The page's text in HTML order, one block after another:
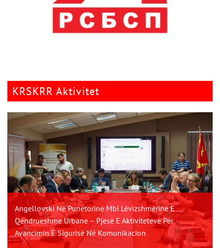
KRSKRR Aktivitet
Angellovski Në Punëtorinë Mbi Lëvizshmërinë E
Qëndrueshme Urbane – Pjesë E Aktiviteteve Për
Avancimin E Sigurisë Në Komunikacion